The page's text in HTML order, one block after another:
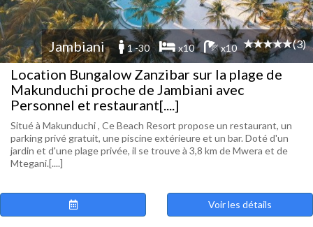
Jambiani 1 -30 x10 x10 (3)
Location Bungalow Zanzibar sur la plage de
Makunduchi proche de Jambiani avec
Personnel et restaurant[....]
Situé à Makunduchi , Ce Beach Resort propose un restaurant, un
parking privé gratuit, une piscine extérieure et un bar. Doté d'un
jardin et d'une plage privée, il se trouve à 3,8 km de Mwera et de
Mtegani.[....]
Voir les détails